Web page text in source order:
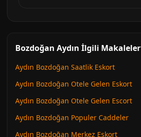
Bozdoğan Aydın İlgili Makaleler
Aydın Bozdoğan Saatlik Eskort
Aydın Bozdoğan Otele Gelen Eskort
Aydın Bozdoğan Otele Gelen Escort
Aydın Bozdoğan Populer Caddeler
Aydın Bozdoğan Merkez Eskort